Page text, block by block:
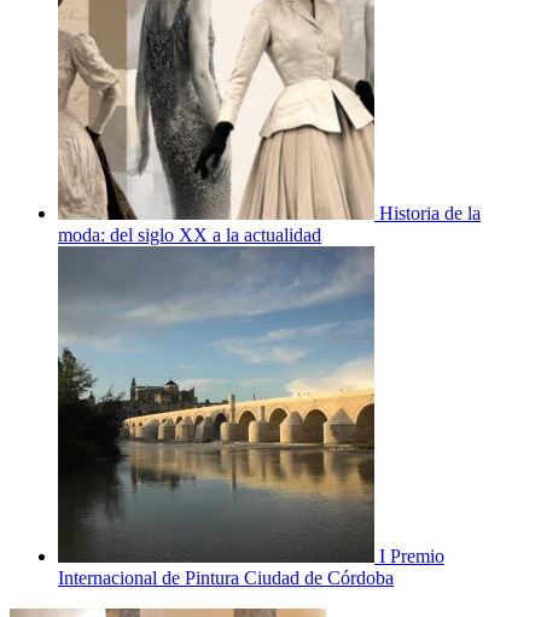
Historia de la
moda: del siglo XX a la actualidad
I Premio
Internacional de Pintura Ciudad de Córdoba